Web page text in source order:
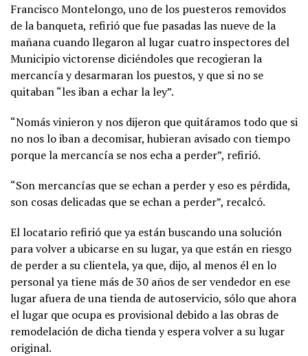
Francisco Montelongo, uno de los puesteros removidos
de la banqueta, refirió que fue pasadas las nueve de la
mañana cuando llegaron al lugar cuatro inspectores del
Municipio victorense diciéndoles que recogieran la
mercancía y desarmaran los puestos, y que si no se
quitaban “les iban a echar la ley”.
“Nomás vinieron y nos dijeron que quitáramos todo que si
no nos lo iban a decomisar, hubieran avisado con tiempo
porque la mercancía se nos echa a perder”, refirió.
“Son mercancías que se echan a perder y eso es pérdida,
son cosas delicadas que se echan a perder”, recalcó.
El locatario refirió que ya están buscando una solución
para volver a ubicarse en su lugar, ya que están en riesgo
de perder a su clientela, ya que, dijo, al menos él en lo
personal ya tiene más de 30 años de ser vendedor en ese
lugar afuera de una tienda de autoservicio, sólo que ahora
el lugar que ocupa es provisional debido a las obras de
remodelación de dicha tienda y espera volver a su lugar
original.